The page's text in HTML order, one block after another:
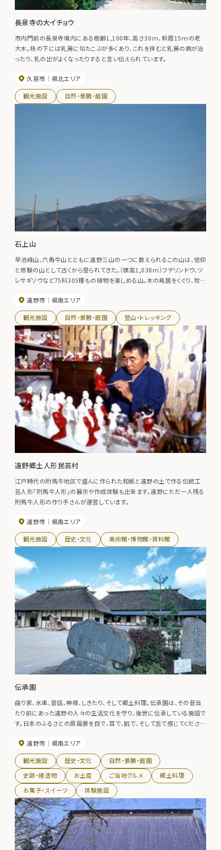
長泉寺の大イチョウ
市内門前の長泉寺境内にある樹齢1,100年、高さ30ｍ、幹周15ｍの老
大木。枝の下には乳房に似たこぶが多くあり、これを拝むと乳房の病が治
ったり、乳の出がよくなったりすると言い伝えられています。
久慈市 県北エリア
観光施設 自然・景勝・庭園
石上山
早池峰山、六角牛山とともに遠野三山の一つに数えられるこの山は、信仰
と修験の山として古くから登られてきた。（標高1,038ｍ）フデリンドウ、ツ
レサギソウなど75科305種もの植物を楽しめる山。木の鳥居をくぐり、牧
が見えてくると鎖場で、その上の切り立つ岩場を背にした棚のような場所
に奥宮がありすばらしい眺めが楽しめる。奥宮から上部には高さ20メート
ルほどの鎖場が2カ所あり、初心者には難関の場所で上級者でも慎重を
期する場所。山頂からは早池峰山、六角牛山などが望め、その峰々の下に
遠野盆地が広がる。
遠野市 県南エリア
観光施設 自然・景勝・庭園 登山・トレッキング
遠野郷土人形民芸村
江戸時代の附馬牛地区で盛んに作られた和紙と遠野の土で作る伝統工
芸人形「附馬牛人形」の展示や作成体験も出来ます。遠野にただ一人残る
附馬牛人形の作り手さんが運営しています。
遠野市 県南エリア
観光施設 歴史・文化 美術館・博物館・資料館
伝承園
曲り家、水車、昔話、神様、しきたり、そして郷土料理。伝承園は、その昔当
たり前にあった遠野の人々の生活文化を守り、後世に伝承している施設で
す。日本のふるさとの原風景を目で、耳で、肌で、そして舌で感じてくださ
す。徳にも、鳥ガラをたっぷり使った伝承園の「ひっつみ」はコクがあってさ
っぱりした味で、地元の方々にも大変喜ばれています。
遠野市 県南エリア
観光施設 歴史・文化
自然・景勝・庭園
史跡・建造物
お土産 ご当地グルメ
郷土料理
お菓子・スイーツ
体験施設